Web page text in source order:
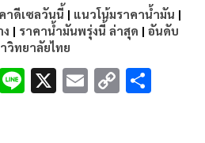
าดีเซลวันนี้ | แนวโน้มราคาน้ำมัน |
| ราคาน้ำมันพรุ่งนี้ ล่าสุด | อันดับ
วิทยาลัยไทย
F Li X E C